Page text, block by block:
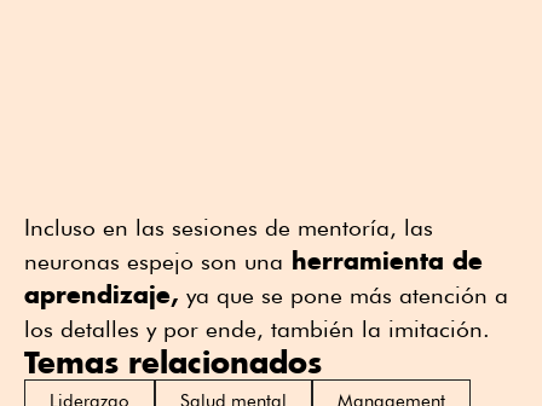
Incluso en las sesiones de mentoría, las
neuronas espejo son una herramienta de
aprendizaje, ya que se pone más atención a
los detalles y por ende, también la imitación.
Temas relacionados